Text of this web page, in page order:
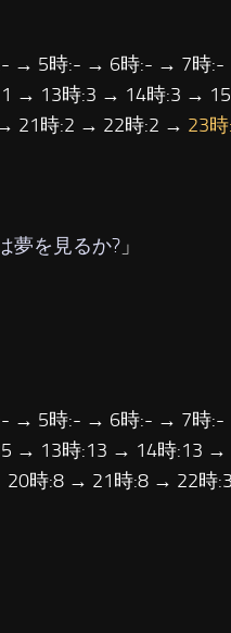
→ 5時:- → 6時:- → 7時
→ 13時:3 → 14時:3 →
21時:2 → 22時:2 → 23
夢を見るか? 」
→ 5時:- → 6時:- → 7時
→ 13時:13 → 14時:13 →
時:8 → 21時:8 → 22時